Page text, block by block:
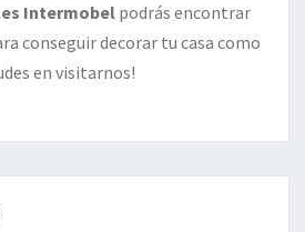
Intermobel podrás encontrar
conseguir decorar tu casa como
en visitarnos!